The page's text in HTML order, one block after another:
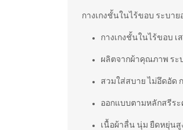
กางเกงชั้นในไร้ขอบ ระบา
กางเกงชั้นในไร้ขอบ
ผลิตจากผ้าคุณภาพ ระ
สวมใส่สบาย ไม่อึดอัด
ออกแบบตามหลักสรีร
เนื้อผ้าลื่น นุ่ม ยืดหยุ่นสู